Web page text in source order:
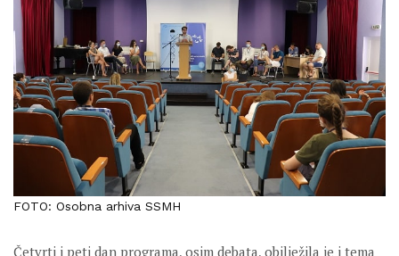
FOTO: Osobna arhiva SSMH
Četvrti i peti dan programa, osim debata, obilježila je i tema